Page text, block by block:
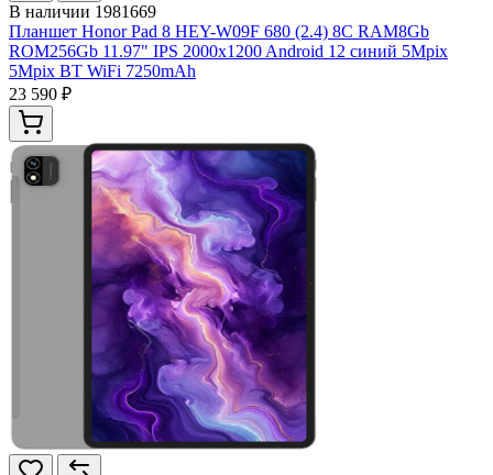
В наличии 1981669
Планшет Honor Pad 8 HEY-W09F 680 (2.4) 8C RAM8Gb
ROM256Gb 11.97" IPS 2000x1200 Android 12 синий 5Mpix
5Mpix BT WiFi 7250mAh
23 590 ₽